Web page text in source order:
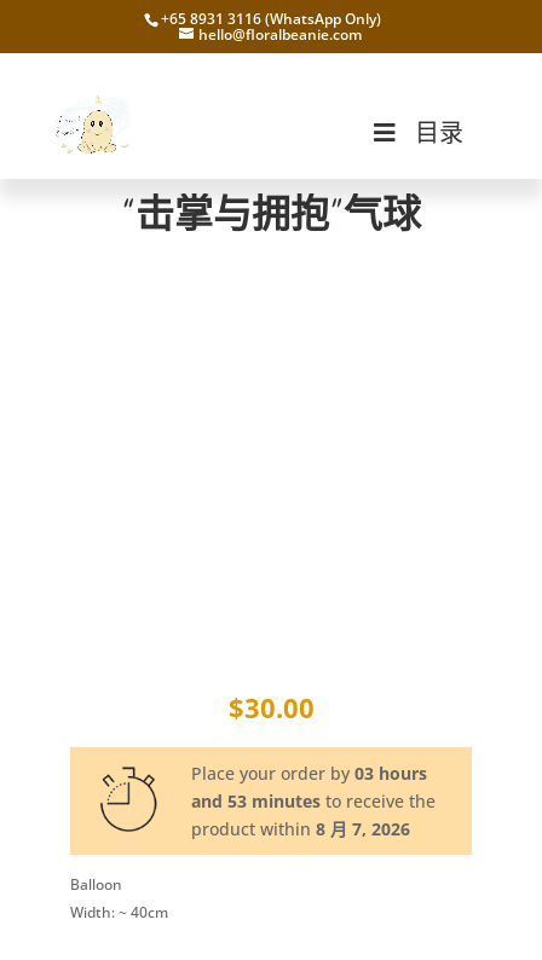
+65 8931 3116 (WhatsApp Only)
hello@floralbeanie.com
目录
“击掌与拥抱”气球
$30.00
Place your order by03 hours
and 53 minutes to receive the
product within8 月 7, 2026
Balloon
Width: ~ 40cm